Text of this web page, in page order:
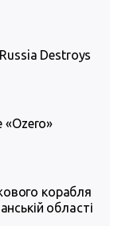
Destroys
«Ozero»
корабля
області